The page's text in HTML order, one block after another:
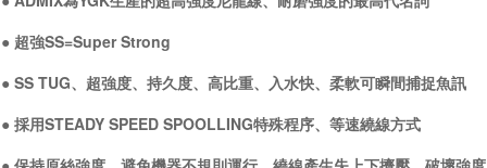
● 超強SS=Super Strong
● SS TUG、超強度、持久度、高比重、入水快、柔軟可瞬間捕捉魚訊
● 採用STEADY SPEED SPOOLLING特殊程序、等速繞線方式